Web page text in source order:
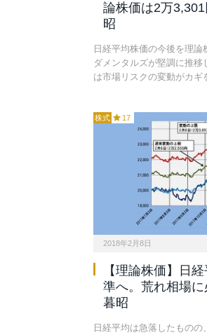
論株価は2万
昭
日経平均株価の今後を理
ダメンタルズが堅調に推移
は市場リスクの変動がカギ
株式 17
2018年2月8日
【理論株価】日
準へ。荒れ相場
暮昭
日経平均は急落したもの